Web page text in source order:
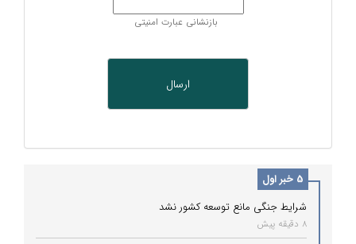
بازنشانی عبارت امنیتی
5 خبر اول
شرایط جنگی مانع توسعه کشور نشد
8 دقیقه پیش